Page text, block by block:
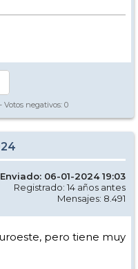
- Votos negativos: 0
Enviado: 06-01-2024 19:03
Registrado: 14 años antes
Mensajes: 8.491
pero tiene muy